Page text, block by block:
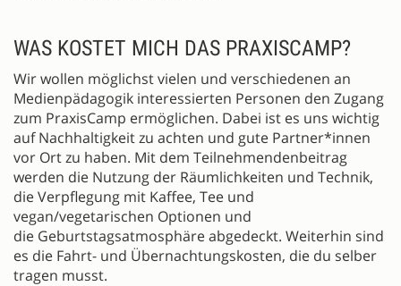
WAS KOSTET MICH DAS PRAXISCAMP?
Wir wollen möglichst vielen und verschiedenen an
Medienpädagogik interessierten Personen den Zugang
zum PraxisCamp ermöglichen. Dabei ist es uns wichtig
auf Nachhaltigkeit zu achten und gute Partner*innen
vor Ort zu haben. Mit dem Teilnehmendenbeitrag
werden die Nutzung der Räumlichkeiten und Technik,
die Verpflegung mit Kaffee, Tee und
vegan/vegetarischen Optionen und
die Geburtstagsatmosphäre abgedeckt. Weiterhin sind
es die Fahrt- und Übernachtungskosten, die du selber
tragen musst.